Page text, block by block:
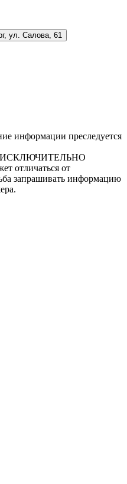
ул. Салова, 61
информации преследуется
ИСКЛЮЧИТЕЛЬНО
отличаться от
запрашивать информацию